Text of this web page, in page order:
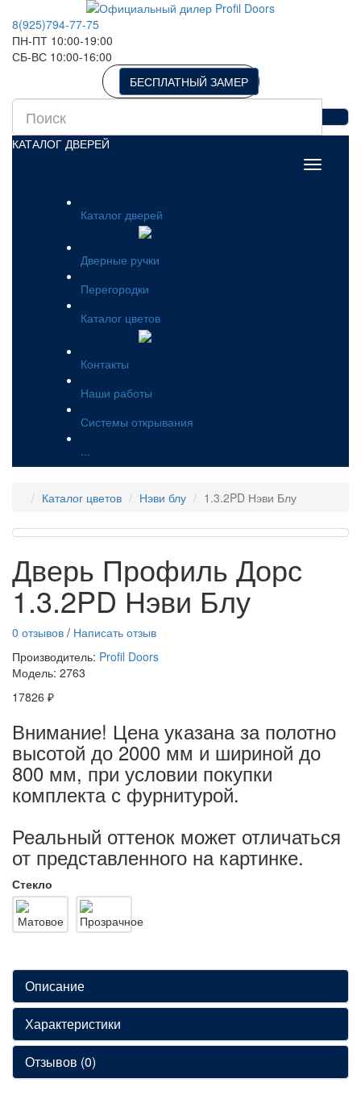
8(925)794-77-75
ПН-ПТ 10:00-19:00
СБ-ВС 10:00-16:00
БЕСПЛАТНЫЙ ЗАМЕР
КАТАЛОГ ДВЕРЕЙ
Каталог дверей
Дверные ручки
Перегородки
Каталог цветов
Контакты
Наши работы
Системы открывания
...
Каталог цветов Нэви блу 1.3.2PD Нэви Блу
Дверь Профиль Дорс
1.3.2PD Нэви Блу
0 отзывов / Написать отзыв
Производитель: Profil Doors
Модель: 2763
17826 ₽
Внимание! Цена указана за полотно
высотой до 2000 мм и шириной до
800 мм, при условии покупки
комплекта с фурнитурой.
Реальный оттенок может отличаться
от представленного на картинке.
Стекло
Описание
Характеристики
Отзывов (0)